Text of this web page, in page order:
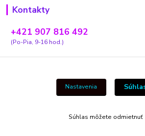
Kontakty
+421 907 816 492
(Po-Pia, 9-16 hod.)
carovnyobchodik13@gmail.com
Vytvorené na Eshop-
Nastavenia
Súhlas môžete odmietnuť